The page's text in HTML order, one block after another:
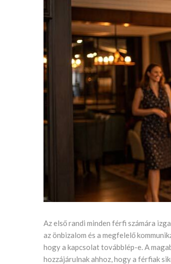
Az első randi minden férfi számára
az önbizalom és a megfelelő
hogy a kapcsolat továbblép-e. A
hozzájárulnak ahhoz, hogy a férfiak